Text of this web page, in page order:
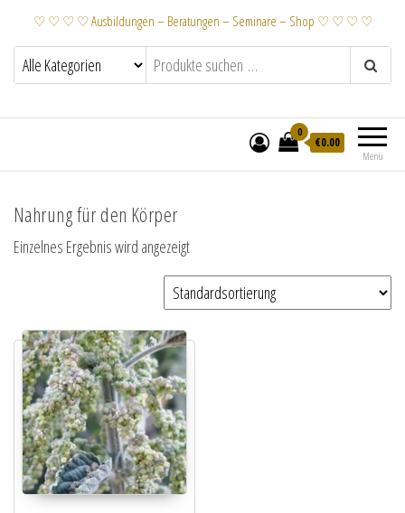
♡ ♡ ♡ ♡ Ausbildungen – Beratungen – Seminare – Shop ♡ ♡ ♡ ♡
Menü
0
€0.00
Nahrung für den Körper
Einzelnes Ergebnis wird angezeigt